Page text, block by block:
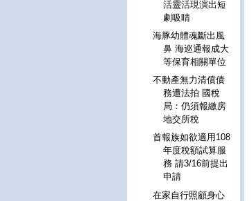
活靈活現演出短
劇吸睛
海豚幼體魂斷出風
鼻 海巡通報成大
等保育相關單位
不動產無力清償債
務遭法拍 國稅
局：仍須報繳房
地交所稅
首報族如欲適用108
年度稅額試算服
務 請3/16前提出
申請
在家自行照顧身心